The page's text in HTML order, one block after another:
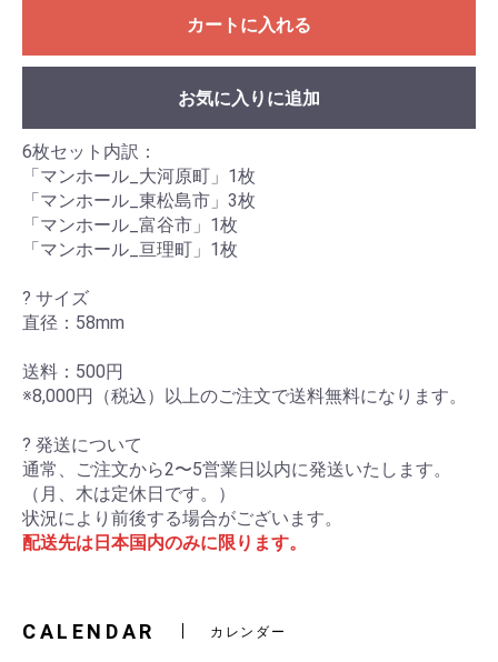
カートに入れる
お気に入りに追加
6枚セット内訳：
「マンホール_大河原町」1枚
「マンホール_東松島市」3枚
「マンホール_富谷市」1枚
「マンホール_亘理町」1枚
? サイズ
直径：58mm
送料：500円
※8,000円（税込）以上のご注文で送料無料になります。
? 発送について
通常、ご注文から2〜5営業日以内に発送いたします。
（月、木は定休日です。）
状況により前後する場合がございます。
配送先は日本国内のみに限ります。
CALENDAR カレンダー